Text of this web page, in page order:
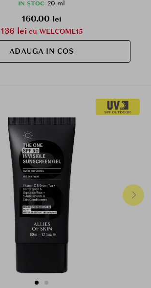
IN STOC 20 ml
160.00 lei
136 lei cu WELCOME15
ADAUGA IN COS